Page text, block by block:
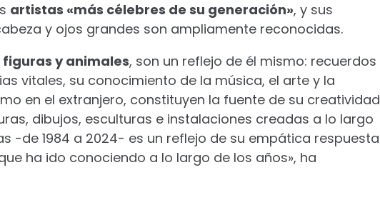
artistas «más célebres de su generación», y sus
y ojos grandes son ampliamente reconocidas.
figuras y animales, son un reflejo de él mismo: recuerdos
vitales, su conocimiento de la música, el arte y la
en el extranjero, constituyen la fuente de su creatividad
dibujos, esculturas e instalaciones creadas a lo largo
-de 1984 a 2024- es un reflejo de su empática respuesta
ha ido conociendo a lo largo de los años», ha